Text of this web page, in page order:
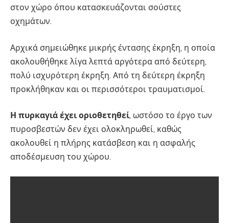
στον χώρο όπου κατασκευάζονται σούστες
οχημάτων.
Αρχικά σημειώθηκε μικρής έντασης έκρηξη, η οποία
ακολουθήθηκε λίγα λεπτά αργότερα από δεύτερη,
πολύ ισχυρότερη έκρηξη. Από τη δεύτερη έκρηξη
προκλήθηκαν και οι περισσότεροι τραυματισμοί.
Η πυρκαγιά έχει οριοθετηθεί, ωστόσο το έργο των
πυροσβεστών δεν έχει ολοκληρωθεί, καθώς
ακολουθεί η πλήρης κατάσβεση και η ασφαλής
αποδέσμευση του χώρου.